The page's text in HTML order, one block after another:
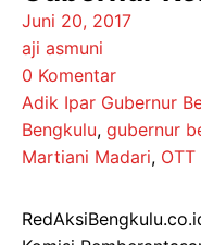
Juni 20, 2017
aji asmuni
0 Komentar
Adik Ipar Gubernur
Bengkulu, gubernur
Martiani Madari, OTT